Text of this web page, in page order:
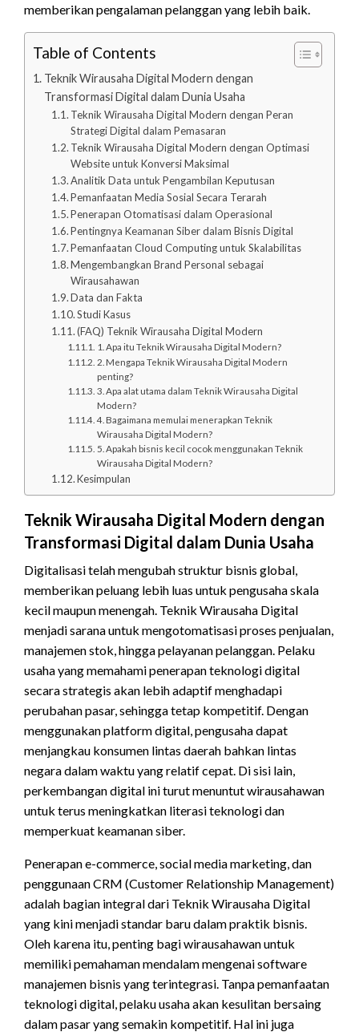
memberikan pengalaman pelanggan yang lebih baik.
Table of Contents
Teknik Wirausaha Digital Modern dengan
Transformasi Digital dalam Dunia Usaha
Teknik Wirausaha Digital Modern dengan Peran
Strategi Digital dalam Pemasaran
Teknik Wirausaha Digital Modern dengan Optimasi
Website untuk Konversi Maksimal
Analitik Data untuk Pengambilan Keputusan
Pemanfaatan Media Sosial Secara Terarah
Penerapan Otomatisasi dalam Operasional
Pentingnya Keamanan Siber dalam Bisnis Digital
Pemanfaatan Cloud Computing untuk Skalabilitas
Mengembangkan Brand Personal sebagai
Wirausahawan
Data dan Fakta
Studi Kasus
(FAQ) Teknik Wirausaha Digital Modern
1. Apa itu Teknik Wirausaha Digital Modern?
2. Mengapa Teknik Wirausaha Digital Modern
penting?
3. Apa alat utama dalam Teknik Wirausaha Digital
Modern?
4. Bagaimana memulai menerapkan Teknik
Wirausaha Digital Modern?
5. Apakah bisnis kecil cocok menggunakan Teknik
Wirausaha Digital Modern?
Kesimpulan
Teknik Wirausaha Digital Modern dengan
Transformasi Digital dalam Dunia Usaha
Digitalisasi telah mengubah struktur bisnis global,
memberikan peluang lebih luas untuk pengusaha skala
kecil maupun menengah. Teknik Wirausaha Digital
menjadi sarana untuk mengotomatisasi proses penjualan,
manajemen stok, hingga pelayanan pelanggan. Pelaku
usaha yang memahami penerapan teknologi digital
secara strategis akan lebih adaptif menghadapi
perubahan pasar, sehingga tetap kompetitif. Dengan
menggunakan platform digital, pengusaha dapat
menjangkau konsumen lintas daerah bahkan lintas
negara dalam waktu yang relatif cepat. Di sisi lain,
perkembangan digital ini turut menuntut wirausahawan
untuk terus meningkatkan literasi teknologi dan
memperkuat keamanan siber.
Penerapan e-commerce, social media marketing, dan
penggunaan CRM (Customer Relationship Management)
adalah bagian integral dari Teknik Wirausaha Digital
yang kini menjadi standar baru dalam praktik bisnis.
Oleh karena itu, penting bagi wirausahawan untuk
memiliki pemahaman mendalam mengenai software
manajemen bisnis yang terintegrasi. Tanpa pemanfaatan
teknologi digital, pelaku usaha akan kesulitan bersaing
dalam pasar yang semakin kompetitif. Hal ini juga